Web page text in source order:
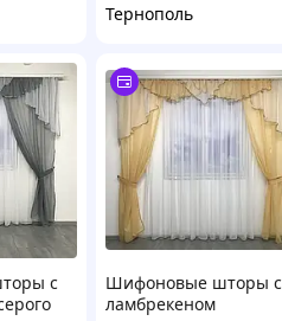
Тернополь
с
Шифоновые шторы с
ламбрекеном